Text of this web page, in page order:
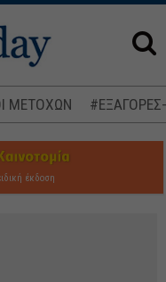
ΜΕΤΟΧΩΝ
έκδοση